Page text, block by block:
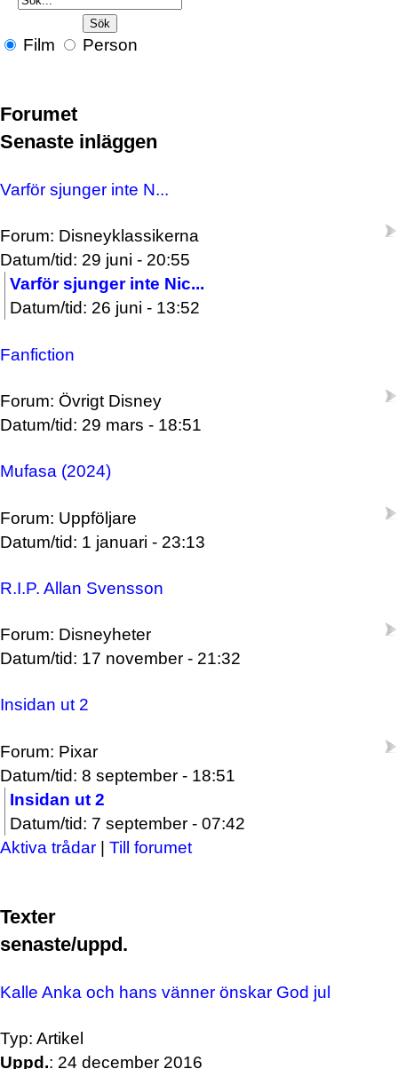
Film Person
Forumet
Senaste inläggen
Varför sjunger inte N...
Forum: Disneyklassikerna
Datum/tid: 29 juni - 20:55
Varför sjunger inte Nic...
Datum/tid: 26 juni - 13:52
Fanfiction
Forum: Övrigt Disney
Datum/tid: 29 mars - 18:51
Mufasa (2024)
Forum: Uppföljare
Datum/tid: 1 januari - 23:13
R.I.P. Allan Svensson
Forum: Disneyheter
Datum/tid: 17 november - 21:32
Insidan ut 2
Forum: Pixar
Datum/tid: 8 september - 18:51
Insidan ut 2
Datum/tid: 7 september - 07:42
Aktiva trådar | Till forumet
Texter
senaste/uppd.
Kalle Anka och hans vänner önskar God jul
Typ: Artikel
Uppd.: 24 december 2016